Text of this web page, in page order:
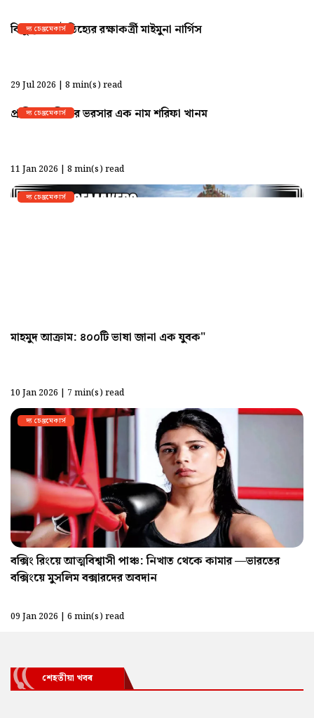
দ্য চেঞ্জমেকার্স
বিলুপ্তপ্রায় ঐতিহ্যের রক্ষাকর্ত্রী মাইমুনা নার্গিস
29 Jul 2026 | 8 min(s) read
দ্য চেঞ্জমেকার্স
প্রান্তিক নারীদের ভরসার এক নাম শরিফা খানম
11 Jan 2026 | 8 min(s) read
দ্য চেঞ্জমেকার্স
মাহমুদ আক্রাম: ৪০০টি ভাষা জানা এক যুবক"
10 Jan 2026 | 7 min(s) read
দ্য চেঞ্জমেকার্স
বক্সিং রিংয়ে আত্মবিশ্বাসী পাঞ্চ: নিখাত থেকে কামার —ভারতের
বক্সিংয়ে মুসলিম বক্সারদের অবদান
09 Jan 2026 | 6 min(s) read
শেহতীয়া খবৰ